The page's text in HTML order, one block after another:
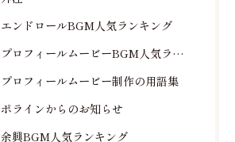
エンドロールBGM人気ランキング
プロフィールムービーBGM人気ランキング
プロフィールムービー制作の用語集
ポラインからのお知らせ
余興BGM人気ランキング